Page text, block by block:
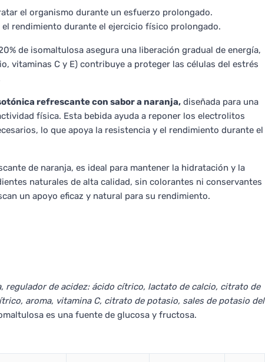
el organismo durante un esfuerzo prolongado.
rendimiento durante el ejercicio físico prolongado.
de isomaltulosa asegura una liberación gradual de energía,
vitaminas C y E) contribuye a proteger las células del estrés
refrescante con sabor a naranja, diseñada para una
física. Esta bebida ayuda a reponer los electrolitos
lo que apoya la resistencia y el rendimiento durante el
de naranja, es ideal para mantener la hidratación y la
naturales de alta calidad, sin colorantes ni conservantes
un apoyo eficaz y natural para su rendimiento.
regulador de acidez: ácido cítrico, lactato de calcio, citrato de
aroma, vitamina C, citrato de potasio, sales de potasio del
es una fuente de glucosa y fructosa.